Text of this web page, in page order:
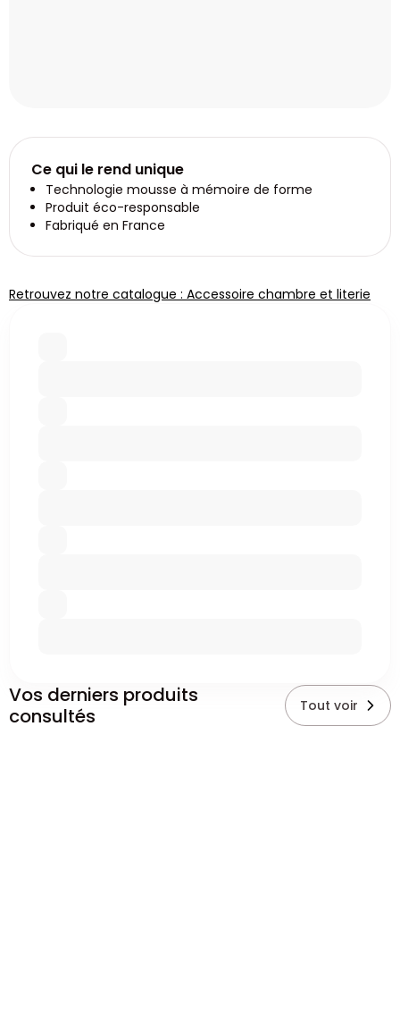
Ce qui le rend unique
Technologie mousse à mémoire de forme
Produit éco-responsable
Fabriqué en France
Retrouvez notre catalogue : Accessoire chambre et literie
Vos derniers produits
consultés
Tout voir